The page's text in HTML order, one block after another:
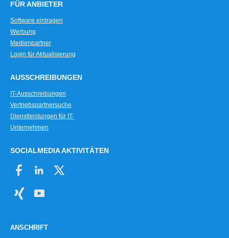
FÜR ANBIETER
Software eintragen
Werbung
Medienpartner
Login für Aktualisierung
AUSSCHREIBUNGEN
IT-Ausschreibungen
Vertriebspartnersuche
Dienstleistungen für IT-
Unternehmen
SOCIALMEDIA AKTIVITÄTEN
ANSCHRIFT